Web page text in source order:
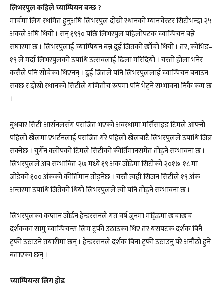
लिभरपुल कहिले च्याम्पियन बन्छ ?
मार्चमा लिग स्थगित हुनुअघि लिभरपुल दोस्रो स्थानको म्यानचेस्टर सिटीभन्दा २५
अंकले अघि थियो । सन् १९९० पछि लिभरपुल पहिलोपटक च्याम्पियन बन्ने
संघारमा छ । लिभरपुलाई च्याम्पियन बन्न दुई जितको खाँचो थियो । तर, कोभिड–
१९ ले गर्दा लिभरपुलको उपाधि उत्सवलाई ढिला गरिदियो । यस्तो होला भनेर
कसैले पनि सोचेका थिएनन् । दुई जितले पनि लिभरपुललाई च्याम्पियन बनाउन
सक्छ र दोस्रो स्थानको सिटीले गणितीय रूपमा पनि भेट्ने सम्भावना निकै कम छ
।
बुधबार सिटी आर्सनलसँग पराजित भएको अवस्थामा मर्सिसाइड टिमले आफ्नो
पहिलो खेलमा एभर्टनलाई पराजित गरे पहिलो खेलबाटै लिभरपुलले उपाधि जित्न
सक्नेछ । युर्गेन क्लोपको टिमले सिटीको कीर्तिमानसमेत तोड्ने सम्भावना छ ।
लिभरपुलले अब सम्भावित २७ मध्ये १९ अंक जोडेमा सिटीको २०१७-१८ मा
जोडेको १०० अंकको कीर्तिमान तोड्नेछ । यस्तै त्यही सिजन सिटीले १९ अंक
अन्तरमा उपाधि जितेको थियो लिभरपुलले त्यो पनि तोड्ने सम्भावना छ ।
लिभरपुलका कप्तान जोर्डन हेन्डरसनले गत वर्ष जुनमा मड्रिडमा खचाखच
दर्शकका सामु च्याम्पियन्स लिग ट्रफी उठाउका थिए तर यसपटक दर्शक बिनै
ट्रफी उठाउने तयारीमा छन् । हेन्डरसनले दर्शक बिना ट्रफी उठाउनु परे अनौठो हुने
बताएका छन् ।
च्याम्पियन्स लिग होड